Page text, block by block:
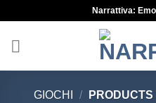
content
Narrattiva:
GIOCHI /